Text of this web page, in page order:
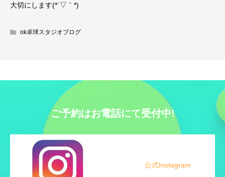
大切にします(*´▽｀*)
ok卓球スタジオブログ
ご予約はお電話にて受付中!
公式Instagram